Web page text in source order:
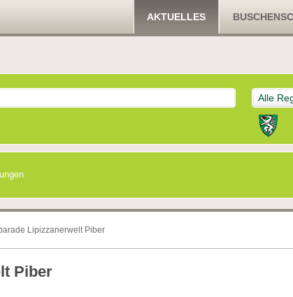
AKTUELLES
Alle
Lipizzanerwelt Piber
Piber